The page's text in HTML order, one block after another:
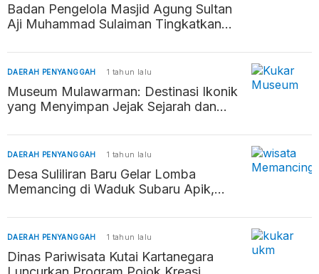
Badan Pengelola Masjid Agung Sultan
Aji Muhammad Sulaiman Tingkatkan
Ekonomi Masyarakat
DAERAH PENYANGGAH 1 tahun lalu
Museum Mulawarman: Destinasi Ikonik
yang Menyimpan Jejak Sejarah dan
DAERAH PENYANGGAH 1 tahun lalu
Desa Suliliran Baru Gelar Lomba
Memancing di Waduk Subaru Apik,
Silaturahmi
DAERAH PENYANGGAH 1 tahun lalu
Dinas Pariwisata Kutai Kartanegara